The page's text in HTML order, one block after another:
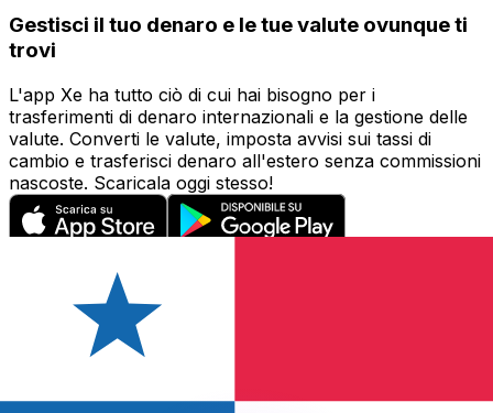
Gestisci il tuo denaro e le tue valute ovunque ti
trovi
L'app Xe ha tutto ciò di cui hai bisogno per i
trasferimenti di denaro internazionali e la gestione delle
valute. Converti le valute, imposta avvisi sui tassi di
cambio e trasferisci denaro all'estero senza commissioni
nascoste. Scaricala oggi stesso!